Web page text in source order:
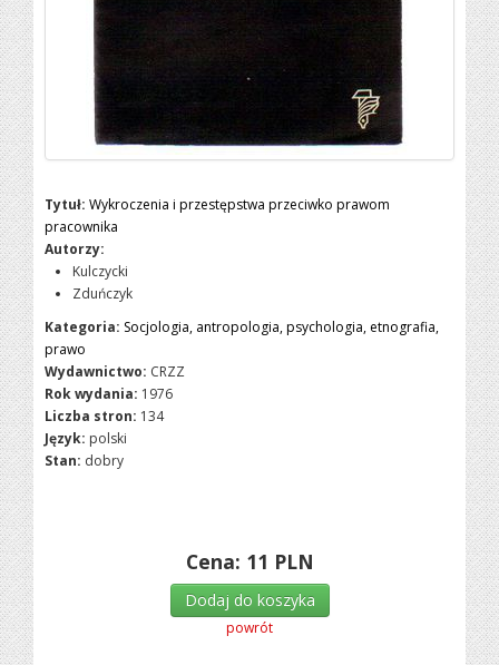
Tytuł: Wykroczenia i przestępstwa przeciwko prawom
pracownika
Autorzy:
Kulczycki
Zduńczyk
Kategoria: Socjologia, antropologia, psychologia, etnografia,
prawo
Wydawnictwo: CRZZ
Rok wydania: 1976
Liczba stron: 134
Język: polski
Stan: dobry
Cena: 11 PLN
Dodaj do koszyka
powrót